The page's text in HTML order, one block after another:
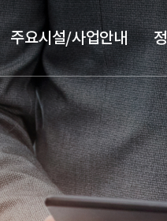
주요시설/사업안내